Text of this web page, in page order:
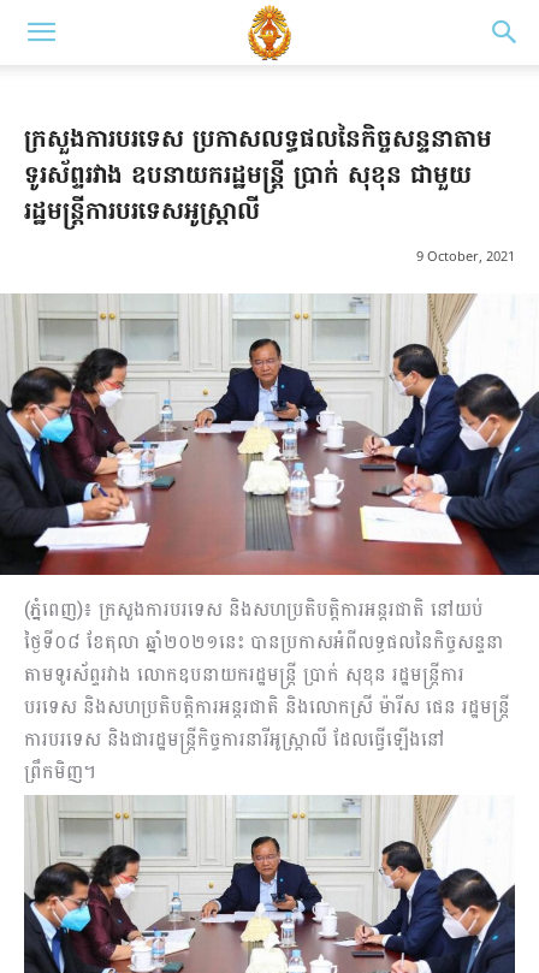
ក្រសួងការបរទេស ប្រកាសលទ្ធផលនៃកិច្ចសន្ទនាតាម
ទូរស័ព្ទរវាង ឧបនាយករដ្ឋមន្រ្ដី ប្រាក់ សុខុន ជាមួយ
រដ្ឋមន្រ្តីការបរទេសអូស្រ្តាលី
9 October, 2021
(ភ្នំពេញ)៖ ក្រសួងការបរទេស និងសហប្រតិបត្តិការអន្តរជាតិ នៅយប់
ថ្ងៃទី០៨ ខែតុលា ឆ្នាំ២០២១នេះ បានប្រកាសអំពីលទ្ធផលនៃកិច្ចសន្ទនា
តាមទូរស័ព្ទរវាង លោកឧបនាយករដ្ឋមន្រ្ដី ប្រាក់ សុខុន រដ្ឋមន្រ្ដីការ
បរទេស និងសហប្រតិបត្តិការអន្តរជាតិ និងលោកស្រី ម៉ារីស ផេន រដ្ឋមន្រ្តី
ការបរទេស និងជារដ្ឋមន្រ្តីកិច្ចការនារីអូស្រ្តាលី ដែលធ្វេីឡេីងនៅ
ព្រឹកមិញ។